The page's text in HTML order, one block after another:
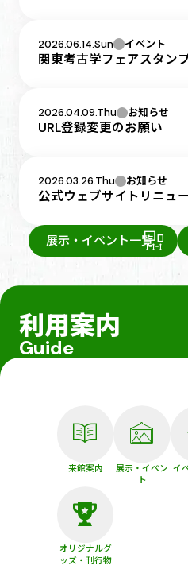
2026.06.14.Sun イベント
関東考古学フェアスタン
2026.04.09.Thu お知らせ
URL登録変更のお願い
2026.03.26.Thu お知らせ
公式ウェブサイトリニュ
展示・イベント一覧
利用案内
Guide
来館案内
展示・イベン
ト
イ
オリジナルグ
ッズ・刊行物